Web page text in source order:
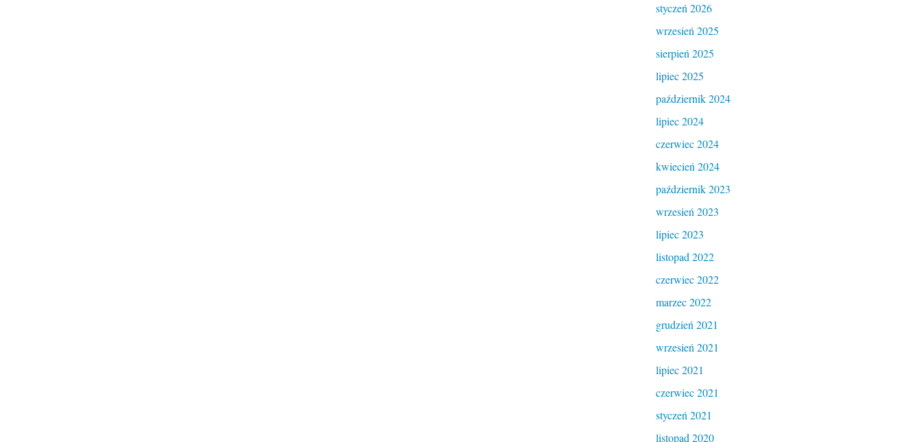
styczeń 2026
wrzesień 2025
sierpień 2025
lipiec 2025
październik 2024
lipiec 2024
czerwiec 2024
kwiecień 2024
październik 2023
wrzesień 2023
lipiec 2023
listopad 2022
czerwiec 2022
marzec 2022
grudzień 2021
wrzesień 2021
lipiec 2021
czerwiec 2021
styczeń 2021
listopad 2020